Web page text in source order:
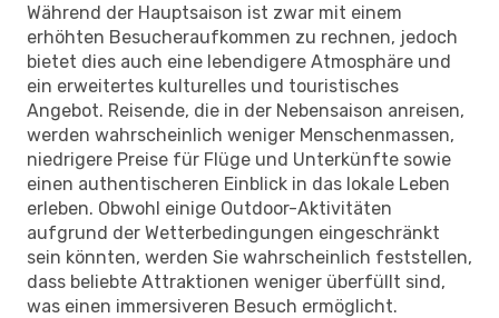
Während der Hauptsaison ist zwar mit einem
erhöhten Besucheraufkommen zu rechnen, jedoch
bietet dies auch eine lebendigere Atmosphäre und
ein erweitertes kulturelles und touristisches
Angebot. Reisende, die in der Nebensaison anreisen,
werden wahrscheinlich weniger Menschenmassen,
niedrigere Preise für Flüge und Unterkünfte sowie
einen authentischeren Einblick in das lokale Leben
erleben. Obwohl einige Outdoor-Aktivitäten
aufgrund der Wetterbedingungen eingeschränkt
sein könnten, werden Sie wahrscheinlich feststellen,
dass beliebte Attraktionen weniger überfüllt sind,
was einen immersiveren Besuch ermöglicht.